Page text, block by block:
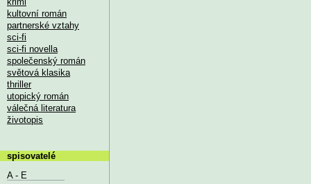
kultovní román
partnerské vztahy
sci-fi
sci-fi novella
společenský román
světová klasika
thriller
utopický román
válečná literatura
životopis
spisovatelé
A - E